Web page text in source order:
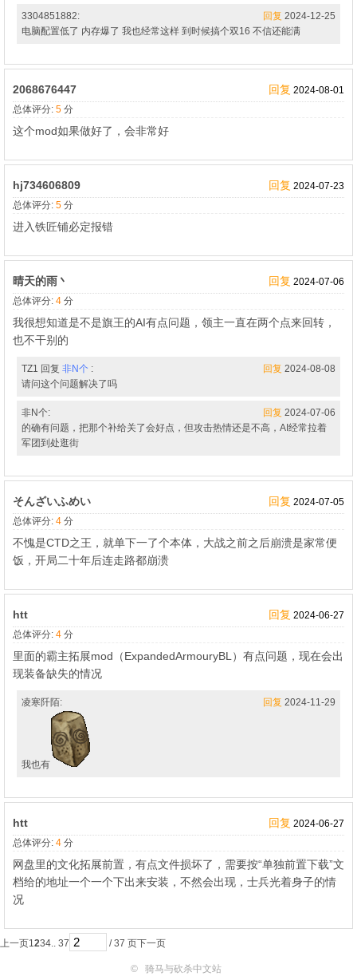
3304851882: 回复 2024-12-25
电脑配置低了 内存爆了 我也经常这样 到时候搞个双16 不信还能满
2068676447 回复 2024-08-01
总体评分: 5 分
这个mod如果做好了，会非常好
hj734606809 回复 2024-07-23
总体评分: 5 分
进入铁匠铺必定报错
晴天的雨丶 回复 2024-07-06
总体评分: 4 分
我很想知道是不是旗王的AI有点问题，领主一直在两个点来回转，
也不干别的
TZ1 回复 非N个 : 回复 2024-08-08
请问这个问题解决了吗
非N个: 回复 2024-07-06
的确有问题，把那个补给关了会好点，但攻击热情还是不高，AI经常拉着
军团到处逛街
そんざいふめい 回复 2024-07-05
总体评分: 4 分
不愧是CTD之王，就单下一了个本体，大战之前之后崩溃是家常便
饭，开局二十年后连走路都崩溃
htt 回复 2024-06-27
总体评分: 4 分
里面的霸主拓展mod（ExpandedArmouryBL）有点问题，现在会出
现装备缺失的情况
凌寒阡陌: 回复 2024-11-29
我也有
htt 回复 2024-06-27
总体评分: 4 分
网盘里的文化拓展前置，有点文件损坏了，需要按“单独前置下载”文
档给的地址一个一个下出来安装，不然会出现，士兵光着身子的情
况
上一页1234.. 37 / 37 页下一页
© 骑马与砍杀中文站